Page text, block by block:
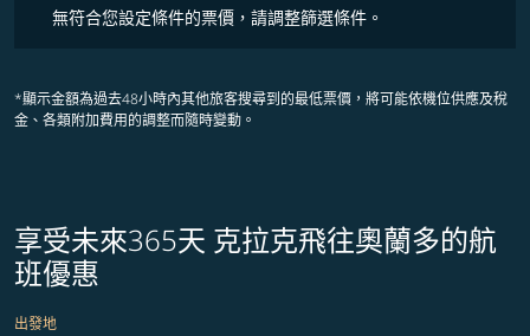
無符合您設定條件的票價，請調整篩選條件。
*顯示金額為過去48小時內其他旅客搜尋到的最低票價，將可能依機位供應及稅
金、各類附加費用的調整而隨時變動。
享受未來365天 克拉克飛往奧蘭多的航
班優惠
出發地